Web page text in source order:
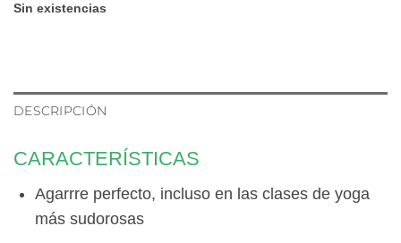
Sin existencias
DESCRIPCIÓN
CARACTERÍSTICAS
Agarrre perfecto, incluso en las clases de yoga
más sudorosas